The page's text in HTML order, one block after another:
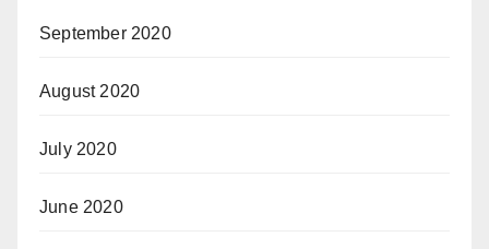
September 2020
August 2020
July 2020
June 2020